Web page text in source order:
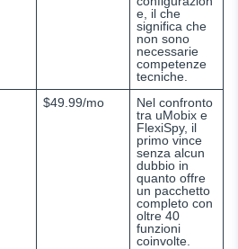
e, il che
significa che
non sono
necessarie
competenze
tecniche.
$49.99/mo
Nel confronto
tra uMobix e
FlexiSpy, il
primo vince
senza alcun
dubbio in
quanto offre
un pacchetto
completo con
oltre 40
funzioni
coinvolte.